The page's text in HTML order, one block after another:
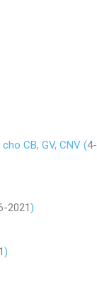
CB, GV, CNV (4-
2021)
)